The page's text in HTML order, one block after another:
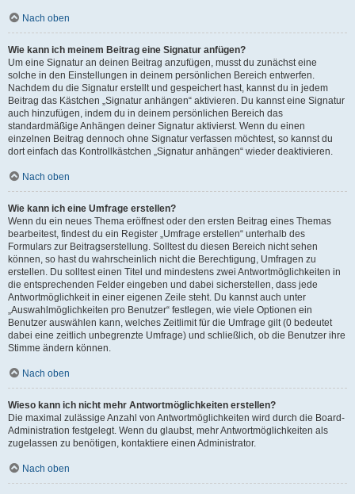
Nach oben
Wie kann ich meinem Beitrag eine Signatur anfügen?
Um eine Signatur an deinen Beitrag anzufügen, musst du zunächst eine
solche in den Einstellungen in deinem persönlichen Bereich entwerfen.
Nachdem du die Signatur erstellt und gespeichert hast, kannst du in jedem
Beitrag das Kästchen „Signatur anhängen“ aktivieren. Du kannst eine Signatur
auch hinzufügen, indem du in deinem persönlichen Bereich das
standardmäßige Anhängen deiner Signatur aktivierst. Wenn du einen
einzelnen Beitrag dennoch ohne Signatur verfassen möchtest, so kannst du
dort einfach das Kontrollkästchen „Signatur anhängen“ wieder deaktivieren.
Nach oben
Wie kann ich eine Umfrage erstellen?
Wenn du ein neues Thema eröffnest oder den ersten Beitrag eines Themas
bearbeitest, findest du ein Register „Umfrage erstellen“ unterhalb des
Formulars zur Beitragserstellung. Solltest du diesen Bereich nicht sehen
können, so hast du wahrscheinlich nicht die Berechtigung, Umfragen zu
erstellen. Du solltest einen Titel und mindestens zwei Antwortmöglichkeiten in
die entsprechenden Felder eingeben und dabei sicherstellen, dass jede
Antwortmöglichkeit in einer eigenen Zeile steht. Du kannst auch unter
„Auswahlmöglichkeiten pro Benutzer“ festlegen, wie viele Optionen ein
Benutzer auswählen kann, welches Zeitlimit für die Umfrage gilt (0 bedeutet
dabei eine zeitlich unbegrenzte Umfrage) und schließlich, ob die Benutzer ihre
Stimme ändern können.
Nach oben
Wieso kann ich nicht mehr Antwortmöglichkeiten erstellen?
Die maximal zulässige Anzahl von Antwortmöglichkeiten wird durch die Board-
Administration festgelegt. Wenn du glaubst, mehr Antwortmöglichkeiten als
zugelassen zu benötigen, kontaktiere einen Administrator.
Nach oben